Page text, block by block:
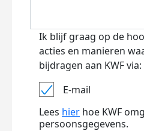
Ik blijf graag op de
acties en manieren
bijdragen aan KWF via:
E-mail
Lees hier hoe KWF
persoonsgegevens.